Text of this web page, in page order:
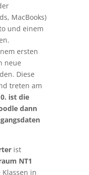
MacBooks)
und einem
ersten
neue
Diese
treten am
ist die
dann
ist
NT1
in